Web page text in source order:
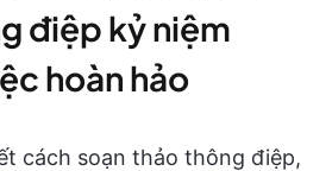
điệp kỷ niệm
hoàn hảo
cách soạn thảo thông điệp,